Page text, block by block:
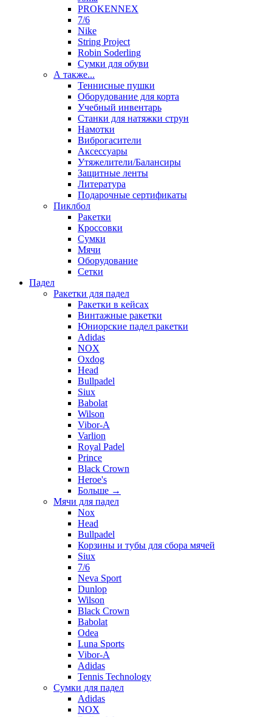
PROKENNEX
7/6
Nike
String Project
Robin Soderling
Сумки для обуви
А также...
Теннисные пушки
Оборудование для корта
Учебный инвентарь
Станки для натяжки струн
Намотки
Виброгасители
Аксессуары
Утяжелители/Балансиры
Защитные ленты
Литература
Подарочные сертификаты
Пиклбол
Ракетки
Кроссовки
Сумки
Мячи
Оборудование
Сетки
Падел
Ракетки для падел
Ракетки в кейсах
Винтажные ракетки
Юниорские падел ракетки
Adidas
NOX
Oxdog
Head
Bullpadel
Siux
Babolat
Wilson
Vibor-A
Varlion
Royal Padel
Prince
Black Crown
Heroe's
Больше →
Мячи для падел
Nox
Head
Bullpadel
Корзины и тубы для сбора мячей
Siux
7/6
Neva Sport
Dunlop
Wilson
Black Crown
Babolat
Odea
Luna Sports
Vibor-A
Adidas
Tennis Technology
Сумки для падел
Adidas
NOX